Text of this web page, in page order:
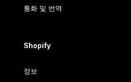
통화 및 번역
Shopify
정보